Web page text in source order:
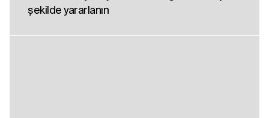
şekilde yararlanın